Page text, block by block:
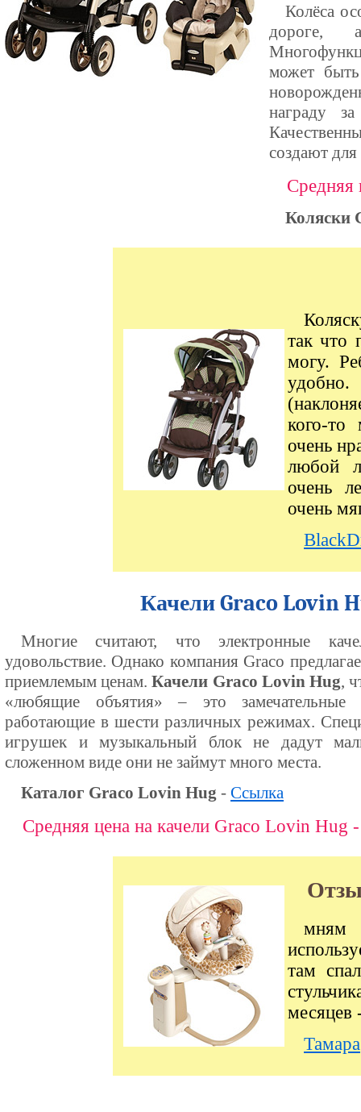
Колёса
дороге,
может
награду
создают
Средняя
Коляски
так что
могу.
кого-то
очень
любой
очень
очень
Качели Graco Lovin
Многие считают, что электронные
удовольствие. Однако компания Graco
приемлемым ценам.Качели Graco Lovin Hug,
«любящие объятия» – это замечательные
работающие в шести различных режимах.
игрушек и музыкальный блок не дадут
сложенном виде они не займут много места.
Каталог Graco Lovin Hug - Ссылка
Средняя цена на качели Graco Lovin Hug
мням
там
месяцев
Тамара